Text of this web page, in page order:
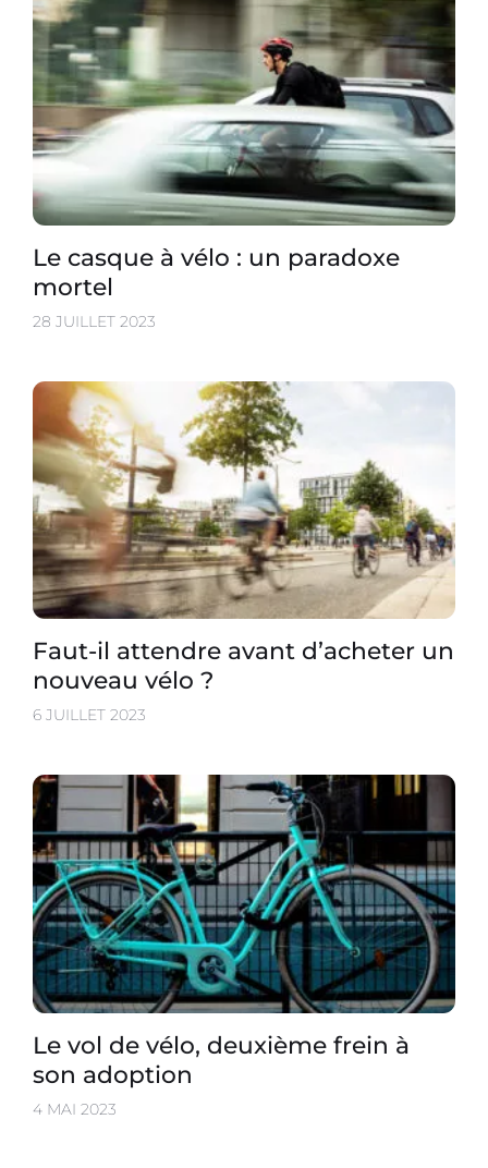
Le casque à vélo : un paradoxe
mortel
28 JUILLET 2023
Faut-il attendre avant d’acheter un
nouveau vélo ?
6 JUILLET 2023
Le vol de vélo, deuxième frein à
son adoption
4 MAI 2023